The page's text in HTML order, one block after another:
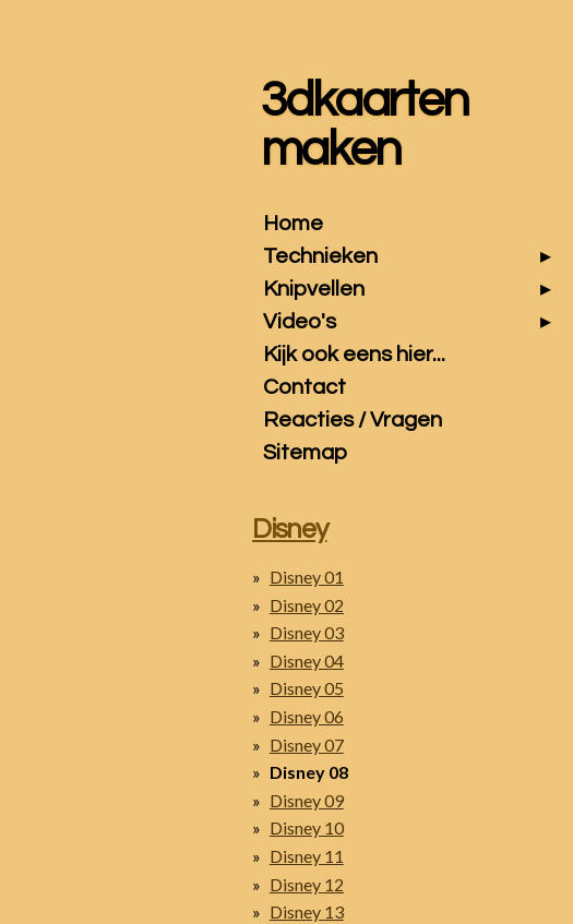
3dkaarten
maken
Home
Technieken
Knipvellen
Video's
Kijk ook eens hier...
Contact
Reacties / Vragen
Sitemap
Disney
Disney 01
Disney 02
Disney 03
Disney 04
Disney 05
Disney 06
Disney 07
Disney 08
Disney 09
Disney 10
Disney 11
Disney 12
Disney 13